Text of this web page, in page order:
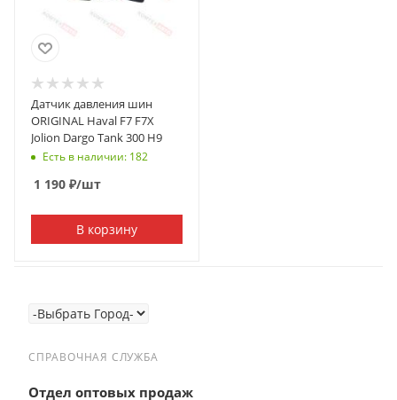
Датчик давления шин
ORIGINAL Haval F7 F7X
Jolion Dargo Tank 300 H9
Есть в наличии: 182
1 190 ₽/шт
В корзину
СПРАВОЧНАЯ СЛУЖБА
Отдел оптовых продаж